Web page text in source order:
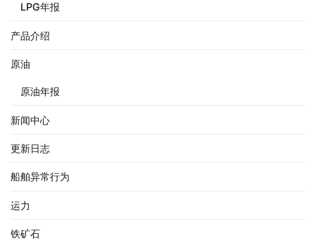
LPG年报
产品介绍
原油
原油年报
新闻中心
更新日志
船舶异常行为
运力
铁矿石